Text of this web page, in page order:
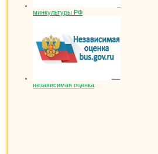
минкультуры РФ
независимая оценка